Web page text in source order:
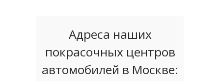
Адреса наших
покрасочных центров
автомобилей в Москве: